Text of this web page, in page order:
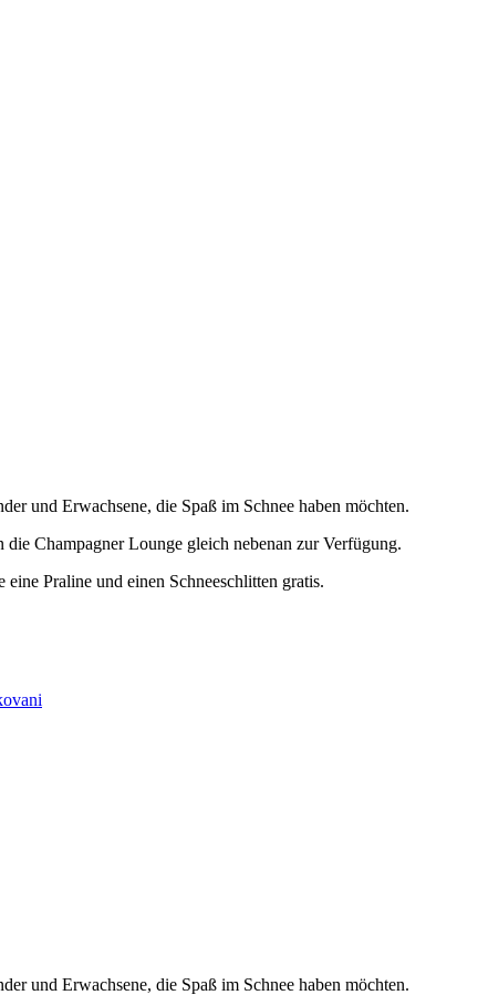
und Erwachsene, die Spaß im Schnee haben möchten.
Champagner Lounge gleich nebenan zur Verfügung.
Praline und einen Schneeschlitten gratis.
und Erwachsene, die Spaß im Schnee haben möchten.